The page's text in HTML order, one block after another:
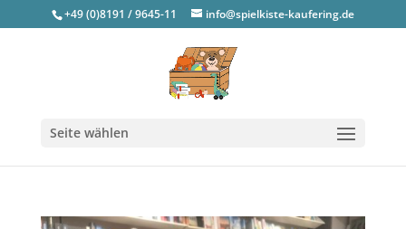
+49 (0)8191 / 9645-11 info@spielkiste-kaufering.de
Seite wählen